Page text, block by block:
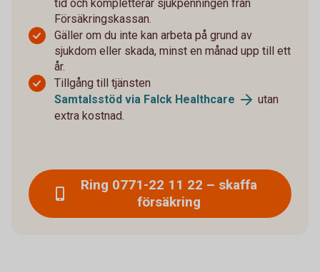
tid och kompletterar sjukpenningen från
Försäkringskassan.
Gäller om du inte kan arbeta på grund av
sjukdom eller skada, minst en månad upp till ett
år.
Tillgång till tjänsten
Samtalsstöd via Falck Healthcare
utan
extra kostnad.
Ring 0771-22 11 22 – skaffa
försäkring